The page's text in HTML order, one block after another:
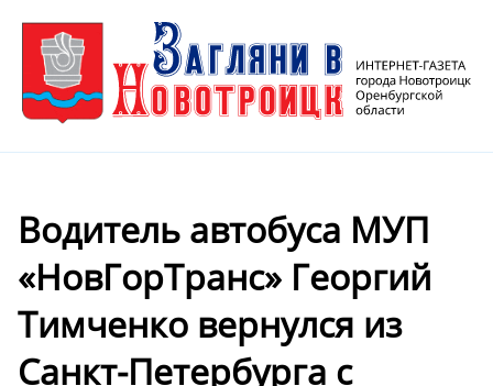
Водитель автобуса МУП
«НовГорТранс» Георгий
Тимченко вернулся из
Санкт-Петербурга с